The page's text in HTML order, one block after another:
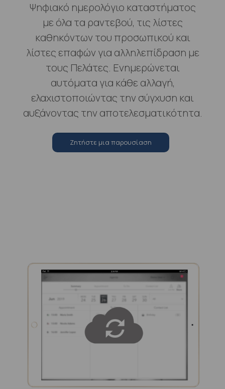
Ψηφιακό ημερολόγιο καταστήματος
με όλα τα ραντεβού, τις λίστες
καθηκόντων του προσωπικού και
λίστες επαφών για αλληλεπίδραση με
τους Πελάτες. Ενημερώνεται
αυτόματα για κάθε αλλαγή,
ελαχιστοποιώντας την σύγχυση και
αυξάνοντας την αποτελεσματικότητα.
Zητήστε μια παρουσίαση